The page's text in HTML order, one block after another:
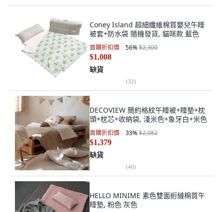
Coney Island 超細纖維棉質嬰兒午睡
被套+防水袋 隨機發貨, 貓咪款 藍色
首購折扣價 56%$2,300
$1,008
缺貨
(32)
DECOVIEW 簡約格紋午睡被+睡墊+枕
頭+枕芯+收納袋, 淺米色+象牙白+米色
首購折扣價 33%$2,082
$1,379
缺貨
(40)
HELLO MINIME 素色雙面絎縫棉質午
睡墊, 粉色 灰色